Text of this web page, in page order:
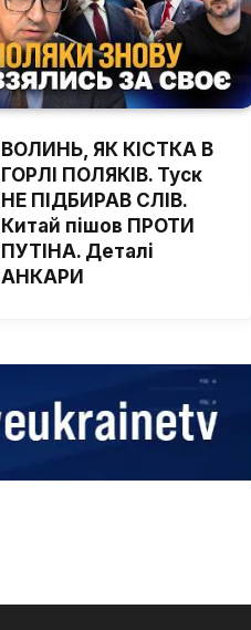
ВОЛИНЬ, ЯК КІСТКА В
ГОРЛІ ПОЛЯКІВ. Туск
НЕ ПІДБИРАВ СЛІВ.
Китай пішов ПРОТИ
ПУТІНА. Деталі
АНКАРИ